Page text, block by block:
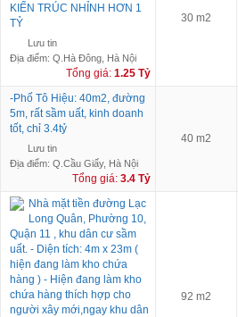
KIẾN TRÚC NHỈNH HƠN 1
TỶ
Lưu tin
Địa điểm: Q.Hà Đông, Hà Nội
Tổng giá: 1.25 Tỷ
30 m2
-Phố Tô Hiệu: 40m2, đường
5m, rất sầm uất, kinh doanh
tốt, chỉ 3.4tỷ
Lưu tin
Địa điểm: Q.Cầu Giấy, Hà Nội
Tổng giá: 3.4 Tỷ
40 m2
Nhà mặt tiền đường Lạc
Long Quân, Phường 10,
Quận 11 , khu dân cư sầm
uất. - Diện tích: 4m x 23m (
hiện đang làm kho chứa
hàng ) - Hiện đang làm kho
chứa hàng thích hợp cho
người xây mới,ngay khu dân
92 m2